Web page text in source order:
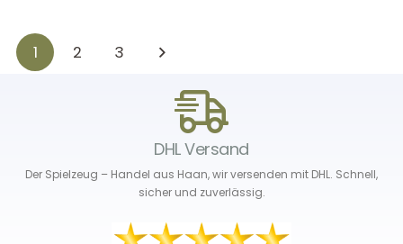
1 2 3
DHL Versand
Der Spielzeug – Handel aus Haan, wir versenden mit DHL. Schnell,
sicher und zuverlässig.